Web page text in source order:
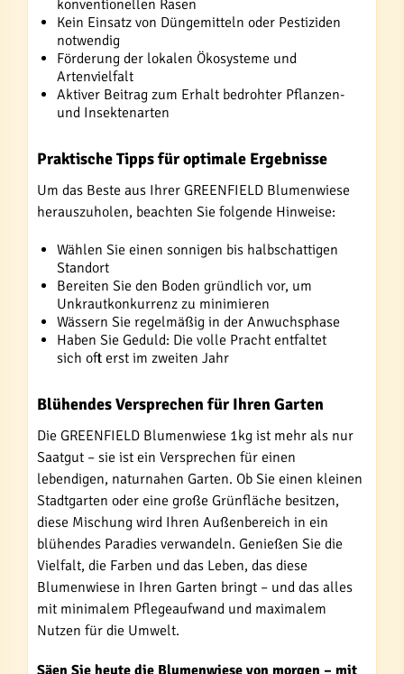
konventionellen Rasen
Kein Einsatz von Düngemitteln oder Pestiziden
notwendig
Förderung der lokalen Ökosysteme und
Artenvielfalt
Aktiver Beitrag zum Erhalt bedrohter Pflanzen-
und Insektenarten
Praktische Tipps für optimale Ergebnisse
Um das Beste aus Ihrer GREENFIELD Blumenwiese
herauszuholen, beachten Sie folgende Hinweise:
Wählen Sie einen sonnigen bis halbschattigen
Standort
Bereiten Sie den Boden gründlich vor, um
Unkrautkonkurrenz zu minimieren
Wässern Sie regelmäßig in der Anwuchsphase
Haben Sie Geduld: Die volle Pracht entfaltet
sich oft erst im zweiten Jahr
Blühendes Versprechen für Ihren Garten
Die GREENFIELD Blumenwiese 1kg ist mehr als nur
Saatgut – sie ist ein Versprechen für einen
lebendigen, naturnahen Garten. Ob Sie einen kleinen
Stadtgarten oder eine große Grünfläche besitzen,
diese Mischung wird Ihren Außenbereich in ein
blühendes Paradies verwandeln. Genießen Sie die
Vielfalt, die Farben und das Leben, das diese
Blumenwiese in Ihren Garten bringt – und das alles
mit minimalem Pflegeaufwand und maximalem
Nutzen für die Umwelt.
Säen Sie heute die Blumenwiese von morgen – mit